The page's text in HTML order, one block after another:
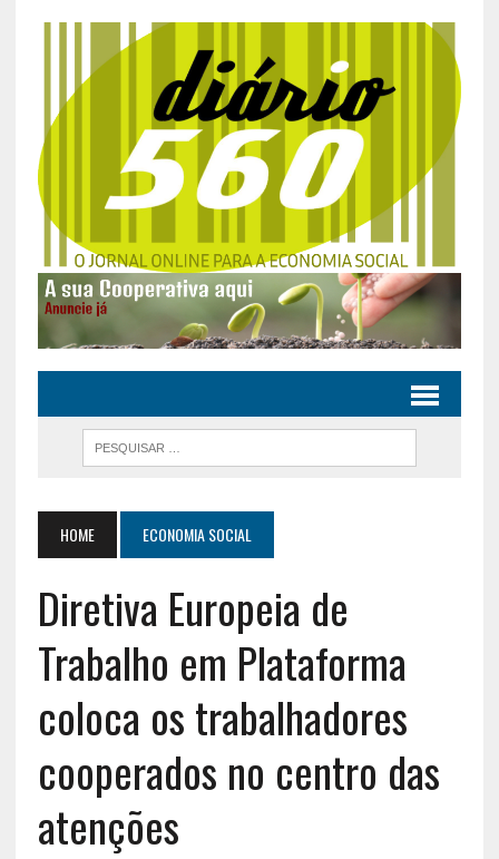
HOME ECONOMIA SOCIAL
Diretiva Europeia de
Trabalho em Plataforma
coloca os trabalhadores
cooperados no centro das
atenções